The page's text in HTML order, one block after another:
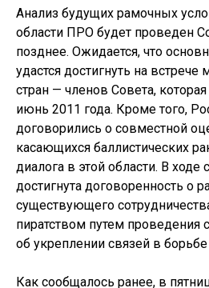
Анализ будущих рамочных
области ПРО будет проведен
позднее. Ожидается, что
удастся достигнуть на
стран — членов Совета,
июнь 2011 года. Кроме того,
договорились о совместной
касающихся баллистических
диалога в этой области. В
достигнута договоренность о
существующего
пиратством путем проведения
об укреплении связей в
Как сообщалось ранее, в